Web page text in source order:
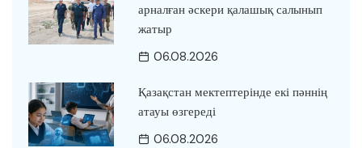
арналған әскери қалашық салынып
жатыр
06.08.2026
Қазақстан мектептерінде екі пәннің
атауы өзгереді
06.08.2026